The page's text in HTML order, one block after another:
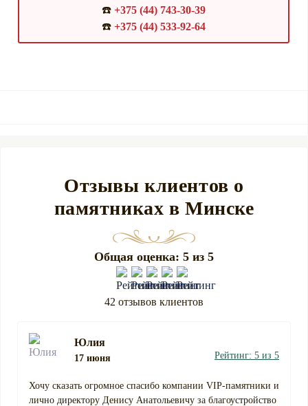
☎️ +375 (44) 743-30-39
☎️ +375 (44) 533-92-64
Отзывы клиентов о
памятниках в Минске
Общая оценка: 5 из 5
42 отзывов клиентов
Юлия
17 июня Рейтинг: 5 из 5
Хочу сказать огромное спасибо компании VIP-памятники и
лично директору Денису Анатольевичу за благоустройство